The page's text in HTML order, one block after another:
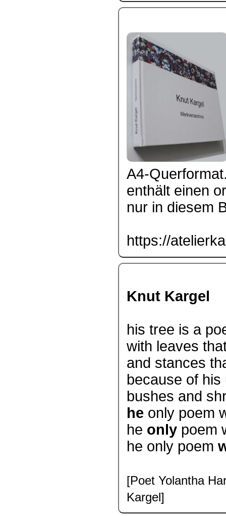
A4-
enthält einen
nur in diesem
https://
Knut Kargel
his tree is a
with leaves
and stances
because of
bushes and
he only poem
he onlypoem
he only poem
[Poet Yolantha
Kargel]